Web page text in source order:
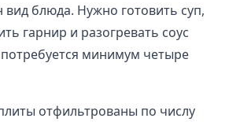
вид блюда. Нужно готовить суп,
гарнир и разогревать соус
минимум четыре
отфильтрованы по числу